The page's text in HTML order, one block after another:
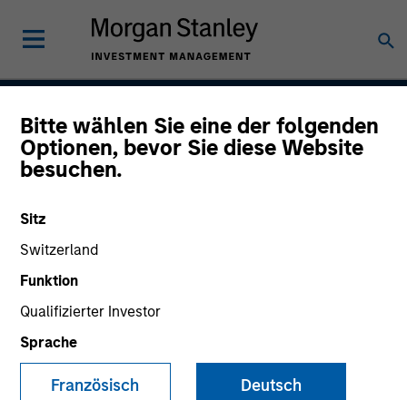
Bitte wählen Sie eine der folgenden
Optionen, bevor Sie diese Website
besuchen.
Sitz
Switzerland
Funktion
Qualifizierter Investor
Sprache
Französisch Deutsch
Parametric Multifactor
Strategies
Strategy Inception
November 2020
Asset Class
Global Equity